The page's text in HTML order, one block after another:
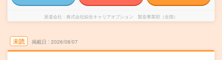
派遣会社 株式会社綜合キャリアオプション 製造事業部（全国）
未読 掲載日 2026/08/07